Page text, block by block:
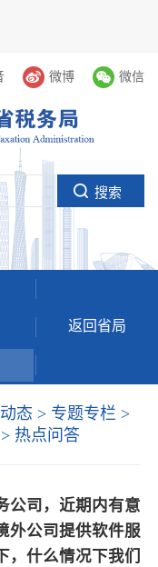
微博 微信
返回省局
态 > 专题专栏 >
> 热点问答
公司，近期内有意
外公司提供软件服
什么情况下我们